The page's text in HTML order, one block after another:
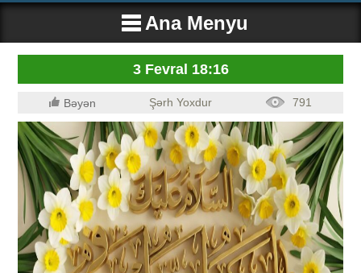
Ana Menyu
3 Fevral 18:16
Bəyən Şərh Yoxdur 791